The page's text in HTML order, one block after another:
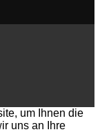
um Ihnen die
uns an Ihre